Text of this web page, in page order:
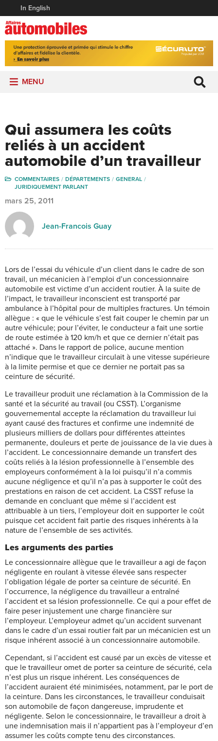
In English
MENU
Qui assumera les coûts
reliés à un accident
automobile d’un travailleur
COMMENTAIRES DÉPARTEMENTS
GENERAL
JURIDIQUEMENT PARLANT
mars 25, 2011
Jean-Francois Guay
Lors de l’essai du véhicule d’un client dans le cadre de son
travail, un mécanicien à l’emploi d’un concessionnaire
automobile est victime d’un accident routier. À la suite de
l’impact, le travailleur inconscient est transporté par
ambulance à l’hôpital pour de multiples fractures. Un témoin
allègue : « que le véhicule s’est fait couper le chemin par un
autre véhicule; pour l’éviter, le conducteur a fait une sortie
de route estimée à 120 km/h et que ce dernier n’était pas
attaché ». Dans le rapport de police, aucune mention
n’indique que le travailleur circulait à une vitesse supérieure
à la limite permise et que ce dernier ne portait pas sa
ceinture de sécurité.
Le travailleur produit une réclamation à la Commission de la
santé et la sécurité au travail (ou CSST). L’organisme
gouvernemental accepte la réclamation du travailleur lui
ayant causé des fractures et confirme une indemnité de
plusieurs milliers de dollars pour différentes atteintes
permanente, douleurs et perte de jouissance de la vie dues à
l’accident. Le concessionnaire demande un transfert des
coûts reliés à la lésion professionnelle à l’ensemble des
employeurs conformément à la loi puisqu’il n’a commis
aucune négligence et qu’il n’a pas à supporter le coût des
prestations en raison de cet accident. La CSST refuse la
demande en concluant que même si l’accident est
attribuable à un tiers, l’employeur doit en supporter le coût
puisque cet accident fait partie des risques inhérents à la
nature de l’ensemble de ses activités.
Les arguments des parties
Le concessionnaire allègue que le travailleur a agi de façon
négligente en roulant à vitesse élevée sans respecter
l’obligation légale de porter sa ceinture de sécurité. En
l’occurrence, la négligence du travailleur a entraîné
l’accident et sa lésion professionnelle. Ce qui a pour effet de
faire peser injustement une charge financière sur
l’employeur. L’employeur admet qu’un accident survenant
dans le cadre d’un essai routier fait par un mécanicien est un
risque inhérent associé à un concessionnaire automobile.
Cependant, si l’accident est causé par un excès de vitesse et
que le travailleur omet de porter sa ceinture de sécurité, cela
n’est plus un risque inhérent. Les conséquences de
l’accident auraient été minimisées, notamment, par le port de
la ceinture. Dans les circonstances, le travailleur conduisait
son automobile de façon dangereuse, imprudente et
négligente. Selon le concessionnaire, le travailleur a droit à
une indemnisation mais il n’appartient pas à l’employeur d’en
assumer les coûts compte tenu des circonstances.